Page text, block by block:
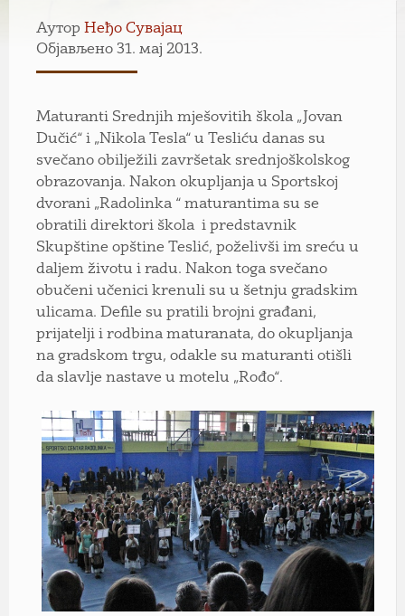
Аутор Неђо Сувајац
Објављено 31. мај 2013.
Maturanti Srednjih mješovitih škola „Jovan
Dučić“ i „Nikola Tesla“ u Tesliću danas su
svečano obilježili završetak srednjoškolskog
obrazovanja. Nakon okupljanja u Sportskoj
dvorani „Radolinka “ maturantima su se
obratili direktori škola i predstavnik
Skupštine opštine Teslić, poželivši im sreću u
daljem životu i radu. Nakon toga svečano
obučeni učenici krenuli su u šetnju gradskim
ulicama. Defile su pratili brojni građani,
prijatelji i rodbina maturanata, do okupljanja
na gradskom trgu, odakle su maturanti otišli
da slavlje nastave u motelu „Rođo“.